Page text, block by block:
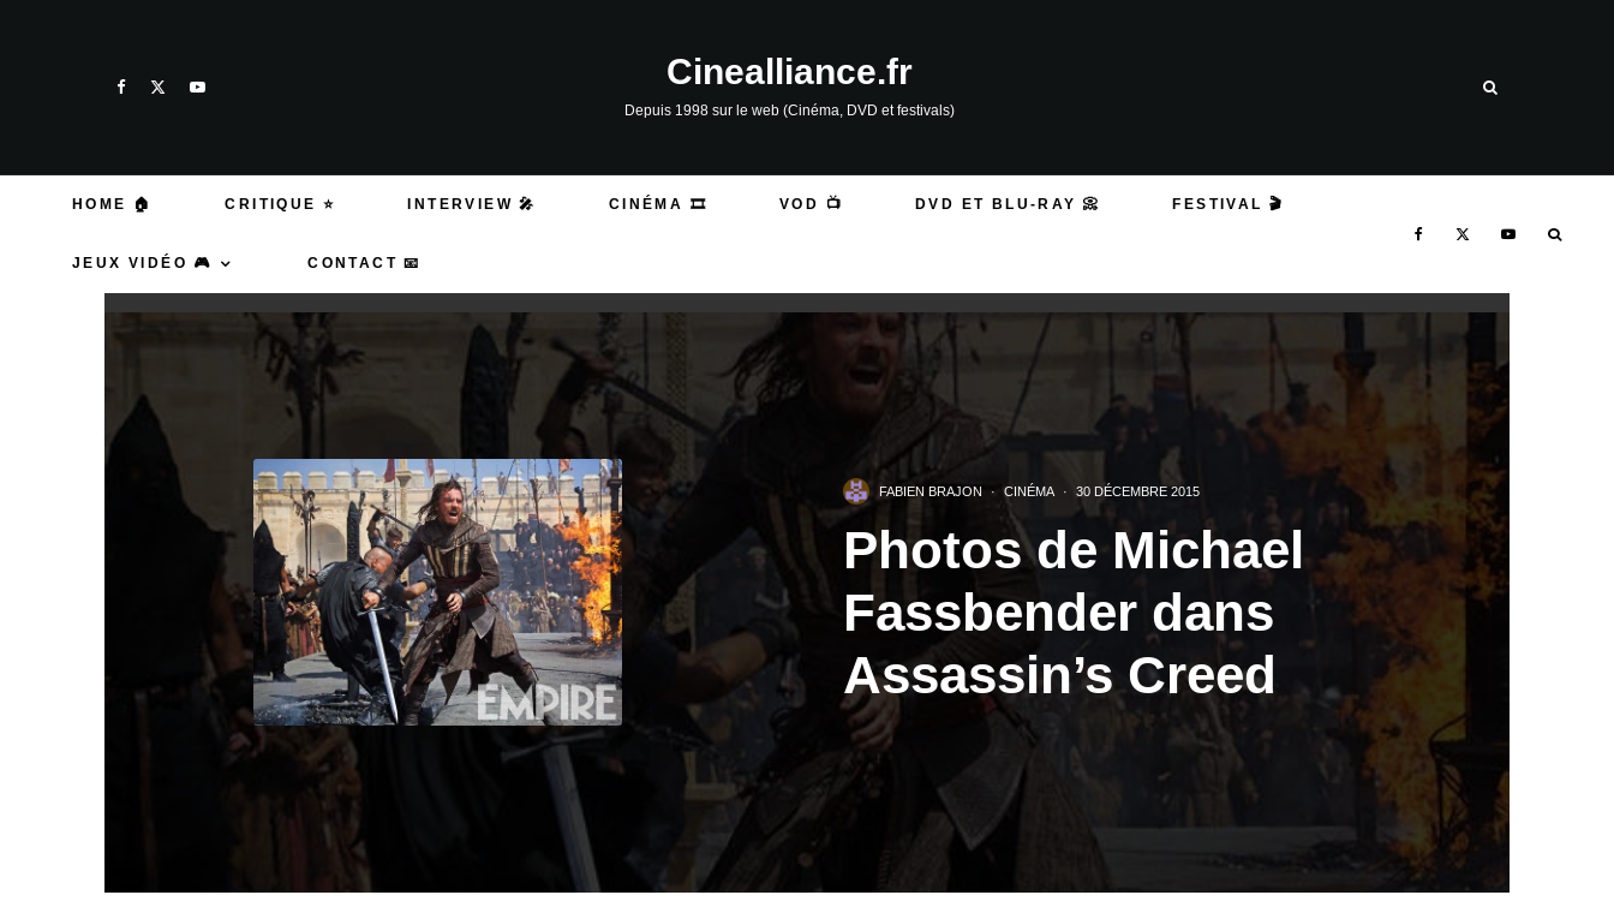
Cinealliance.fr
Depuis 1998 sur le web (Cinéma, DVD et festivals)
HOME 🏠 CRITIQUE ⭐ INTERVIEW 🎤 CINÉMA 🎞️ VOD 📺 DVD ET BLU-RAY 📀 FESTIVAL 🎬
JEUX VIDÉO 🎮 CONTACT 📧
FABIEN BRAJON · CINÉMA · 30 DÉCEMBRE 2015
Photos de Michael
Fassbender dans
Assassin’s Creed